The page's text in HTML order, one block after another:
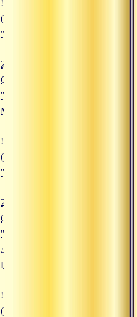
![20.08.2015 Сатсанг
(https://www.advayta.org/upload/
"20.08.2015 Сатсанг
20.08.2015
Сатсанг
"Нисхождение
Милости"
![21.08.2015 Сатсанг
(https://www.advayta.org/upload/
"21.08.2015 Сатсанг
21.08.2015
Сатсанг
"Отношения
души и
Бога"
![07.08.2015 Сатсанг "Мы
(https://www.advayta.org/upload/